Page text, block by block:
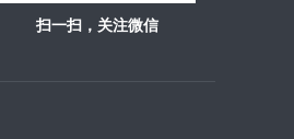
扫一扫，关注微信